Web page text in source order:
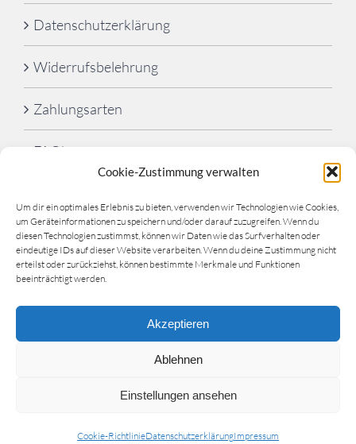
Cookie-Zustimmung verwalten
Um dir ein optimales Erlebnis zu bieten, verwenden wir Technologien wie Cookies,
um Geräteinformationen zu speichern und/oder darauf zuzugreifen. Wenn du
diesen Technologien zustimmst, können wir Daten wie das Surfverhalten oder
eindeutige IDs auf dieser Website verarbeiten. Wenn du deine Zustimmung nicht
erteilst oder zurückziehst, können bestimmte Merkmale und Funktionen
beeinträchtigt werden.
Akzeptieren
Ablehnen
Einstellungen ansehen
Cookie-RichtlinieDatenschutzerklärungImpressum
Datenschutzerklärung
Widerrufsbelehrung
Zahlungsarten
FAQ’s
Schwimmschule Lahn-Dill| Website by